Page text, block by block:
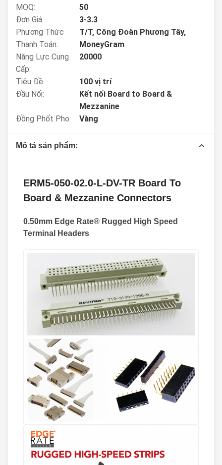
MOQ:
50
Đơn Giá:
3-3.3
Phương Thức
Thanh Toán:
T/T, Công Đoàn Phương Tây,
MoneyGram
Năng Lực Cung
Cấp:
20000
Tiêu Đề:
100 vị trí
Đầu Nối:
Kết nối Board to Board &
Mezzanine
Đồng Phốt Pho:
Vàng
Mô tả sản phẩm:
ERM5-050-02.0-L-DV-TR Board To
Board & Mezzanine Connectors
0.50mm Edge Rate® Rugged High Speed
Terminal Headers